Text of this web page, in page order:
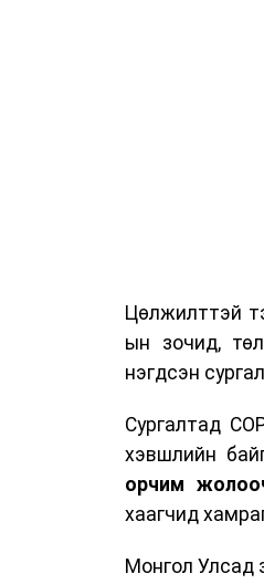
Цөлжилттэй
ын зочид,
нэгдсэн
Сургалтад
хэвшлийн
орчим
хаагчид
Монгол Улсад